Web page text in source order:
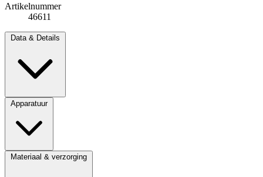
Artikelnummer
46611
Data & Details
Apparatuur
Materiaal & verzorging